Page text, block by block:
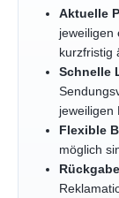
Aktuelle
jeweiligen
kurzfristig
Schnelle
jeweiligen
Flexible
möglich